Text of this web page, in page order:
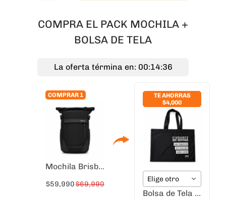
COMPRA EL PACK MOCHILA +
BOLSA DE TELA
La oferta términa en: 00:14:35
COMPRAR 1
Mochila Brisbane Negra para Notebook 16" | Roll Top
$59,990$69,990
TE AHORRAS
$4,000
Elige otro
Bolsa de Tela Ciudades que Inspiran Hong Kong